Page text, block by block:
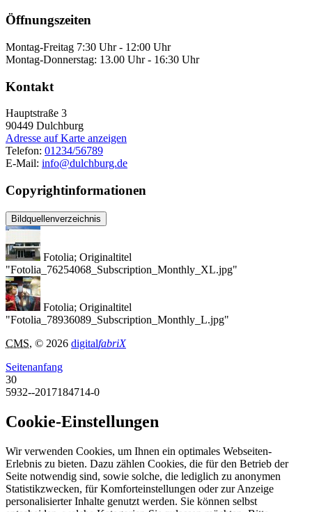
Öffnungszeiten
Montag-Freitag 7:30 Uhr - 12:00 Uhr
Montag-Donnerstag: 13.00 Uhr - 16:30 Uhr
Kontakt
Hauptstraße 3
90449 Dulchburg
Adresse auf Karte anzeigen
Telefon: 01234/56789
E-Mail: info@dulchburg.de
Copyrightinformationen
Bildquellenverzeichnis
Fotolia; Originaltitel
"Fotolia_76254068_Subscription_Monthly_XL.jpg"
Fotolia; Originaltitel
"Fotolia_78936089_Subscription_Monthly_L.jpg"
CMS, © 2026 digitalfabriX
Seitenanfang
30
5932--2017184714-0
Cookie-Einstellungen
Wir verwenden Cookies, um Ihnen ein optimales Webseiten-
Erlebnis zu bieten. Dazu zählen Cookies, die für den Betrieb der
Seite notwendig sind, sowie solche, die lediglich zu anonymen
Statistikzwecken, für Komforteinstellungen oder zur Anzeige
personalisierter Inhalte genutzt werden. Sie können selbst